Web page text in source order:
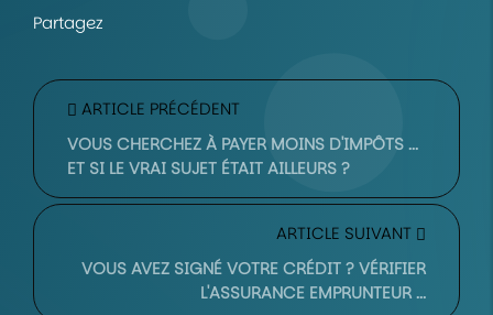
Partagez
ARTICLE PRÉCÉDENT
VOUS CHERCHEZ À PAYER MOINS D'IMPÔTS ...
ET SI LE VRAI SUJET ÉTAIT AILLEURS ?
ARTICLE SUIVANT
VOUS AVEZ SIGNÉ VOTRE CRÉDIT ? VÉRIFIER
L'ASSURANCE EMPRUNTEUR ...